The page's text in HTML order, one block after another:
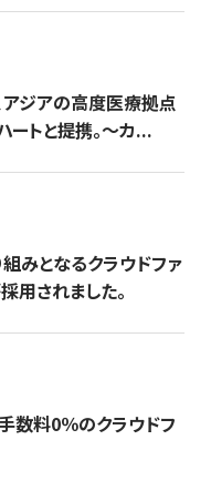
アジアの高度医療拠点
トと提携。〜カ...
みとなるクラウドファ
用されました。
数料0％のクラウドフ